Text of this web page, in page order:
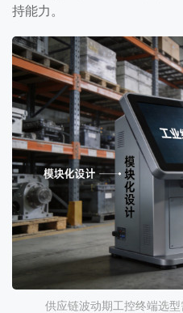
持能力。
供应链波动期工控终端选